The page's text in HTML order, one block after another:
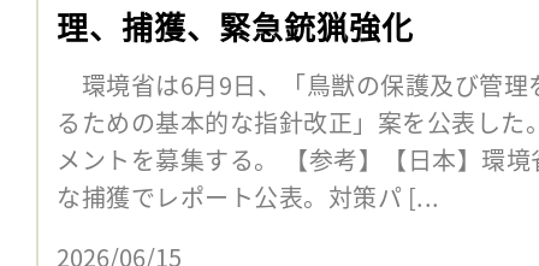
理、捕獲、緊急銃猟強化
環境省は6月9日、「鳥獣の保護及び管理
るための基本的な指針改正」案を公表し
メントを募集する。 【参考】【日本】環
な捕獲でレポート公表。対策パ [...
2026/06/15